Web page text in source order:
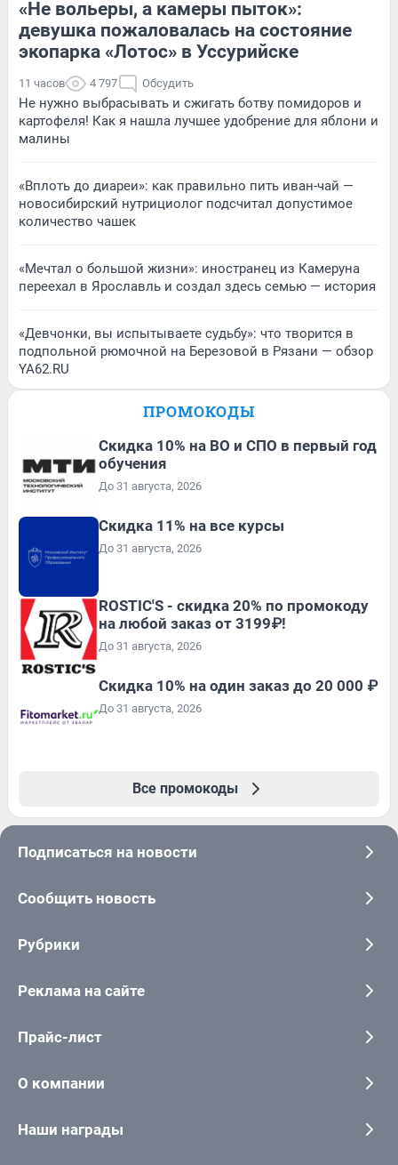
«Не вольеры, а камеры пыток»:
девушка пожаловалась на состояние
экопарка «Лотос» в Уссурийске
11 часов 4 797 Обсудить
Не нужно выбрасывать и сжигать ботву помидоров и
картофеля! Как я нашла лучшее удобрение для яблони и
малины
«Вплоть до диареи»: как правильно пить иван-чай —
новосибирский нутрициолог подсчитал допустимое
количество чашек
«Мечтал о большой жизни»: иностранец из Камеруна
переехал в Ярославль и создал здесь семью — история
«Девчонки, вы испытываете судьбу»: что творится в
подпольной рюмочной на Березовой в Рязани — обзор
YA62.RU
ПРОМОКОДЫ
Скидка 10% на ВО и СПО в первый год
обучения
До 31 августа, 2026
Скидка 11% на все курсы
До 31 августа, 2026
ROSTIC'S - скидка 20% по промокоду
на любой заказ от 3199₽!
До 31 августа, 2026
Скидка 10% на один заказ до 20 000 ₽
До 31 августа, 2026
Все промокоды
Подписаться на новости
Сообщить новость
Рубрики
Реклама на сайте
Прайс-лист
О компании
Наши награды